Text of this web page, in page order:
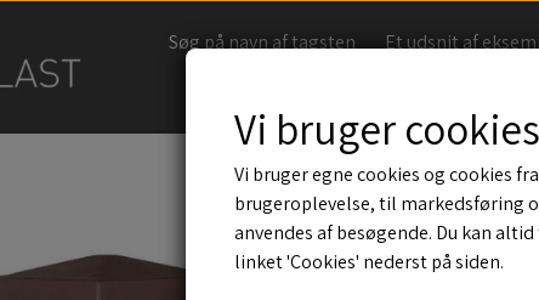
Søg på navn af tagsten Et udsnit af
Ceny 2
30, Gul
Vi bruger cookies
Vi bruger egne cookies og cookies
brugeroplevelse, til markedsføring
anvendes af besøgende. Du kan
linket 'Cookies' nederst på siden.